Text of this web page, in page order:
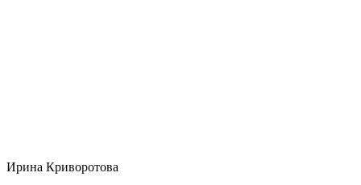
Ирина Криворотова